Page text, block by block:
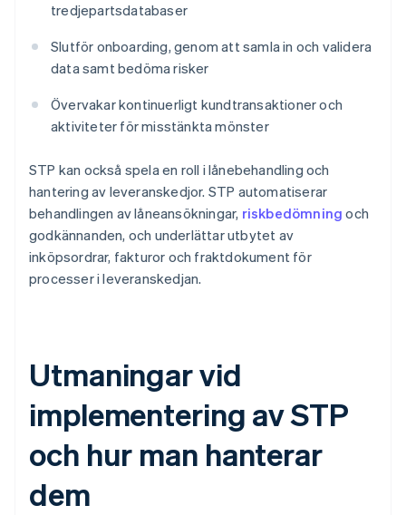
tredjepartsdatabaser
Slutför onboarding, genom att samla in och validera
data samt bedöma risker
Övervakar kontinuerligt kundtransaktioner och
aktiviteter för misstänkta mönster
STP kan också spela en roll i lånebehandling och
hantering av leveranskedjor. STP automatiserar
behandlingen av låneansökningar, riskbedömning och
godkännanden, och underlättar utbytet av
inköpsordrar, fakturor och fraktdokument för
processer i leveranskedjan.
Utmaningar vid
implementering av STP
och hur man hanterar
dem